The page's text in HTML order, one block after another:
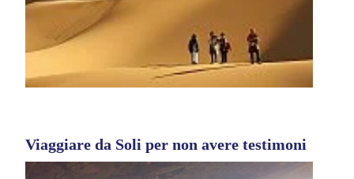
Viaggiare da Soli per non avere testimoni